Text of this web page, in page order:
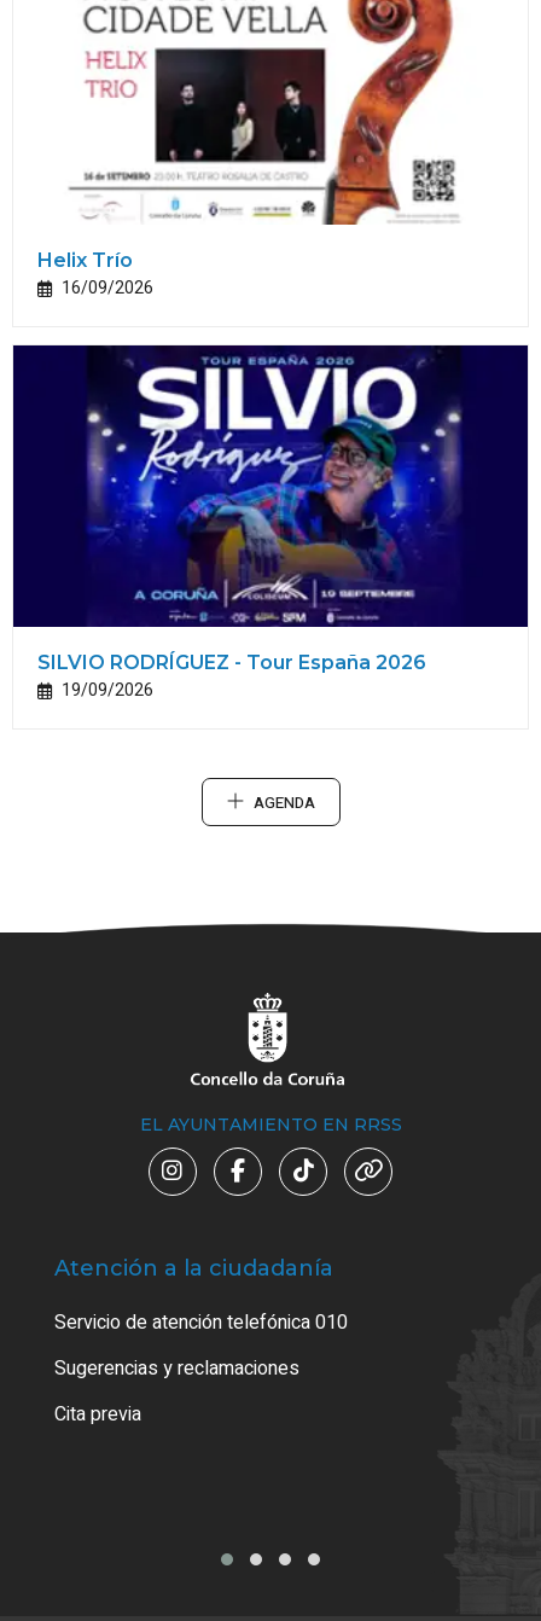
Helix Trío
16/09/2026
SILVIO RODRÍGUEZ - Tour España 2026
19/09/2026
AGENDA
EL AYUNTAMIENTO EN RRSS
Atención a la ciudadanía
Servicio de atención telefónica 010
Sugerencias y reclamaciones
Cita previa